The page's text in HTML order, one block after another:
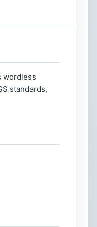
wordless
standards,